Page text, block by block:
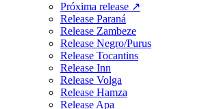
Próxima release ↗
Release Paraná
Release Zambeze
Release Negro/Purus
Release Tocantins
Release Inn
Release Volga
Release Hamza
Release Apa